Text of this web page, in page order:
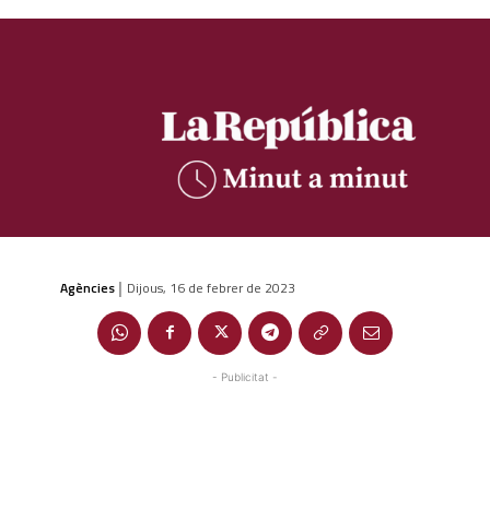
Agències | Dijous, 16 de febrer de 2023
- Publicitat -